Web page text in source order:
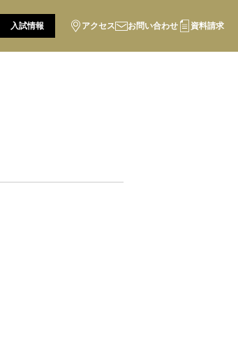
入試情報 アクセス お問い合わせ 資料請求